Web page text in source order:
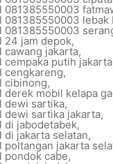
081385550003
081385550003 lebak
081385550003
24 jam depok,
cawang jakarta,
cempaka putih jakarta
cengkareng,
cibinong,
derek mobil kelapa
dewi sartika,
dewi sartika jakarta,
di jabodetabek,
di jakarta selatan,
poltangan jakarta
pondok cabe,